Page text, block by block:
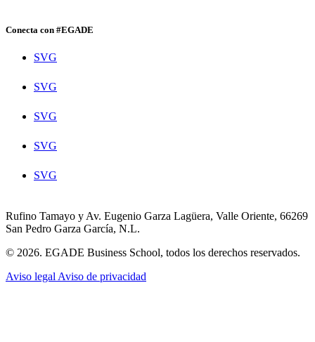
Conecta con #EGADE
SVG
SVG
SVG
SVG
SVG
Rufino Tamayo y Av. Eugenio Garza Lagüera, Valle Oriente, 66269
San Pedro Garza García, N.L.
© 2026. EGADE Business School, todos los derechos reservados.
Aviso legal Aviso de privacidad